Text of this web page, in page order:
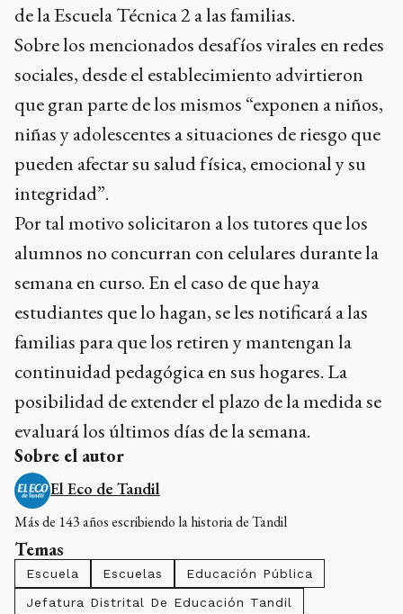
de la Escuela Técnica 2 a las familias.
Sobre los mencionados desafíos virales en redes
sociales, desde el establecimiento advirtieron
que gran parte de los mismos “exponen a niños,
niñas y adolescentes a situaciones de riesgo que
pueden afectar su salud física, emocional y su
integridad”.
Por tal motivo solicitaron a los tutores que los
alumnos no concurran con celulares durante la
semana en curso. En el caso de que haya
estudiantes que lo hagan, se les notificará a las
familias para que los retiren y mantengan la
continuidad pedagógica en sus hogares. La
posibilidad de extender el plazo de la medida se
evaluará los últimos días de la semana.
Sobre el autor
El Eco de Tandil
Más de 143 años escribiendo la historia de Tandil
Temas
Escuela Escuelas
Educación Pública
Jefatura Distrital De Educación Tandil